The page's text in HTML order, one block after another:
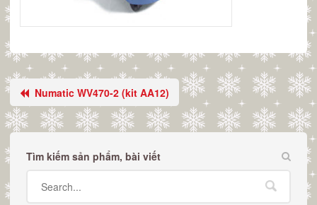
Numatic WV470-2 (kit AA12)
Tìm kiếm sản phẩm, bài viết